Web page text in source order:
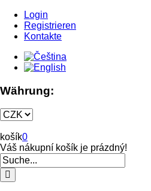
Login
Registrieren
Kontakte
Währung:
košík0
Váš nákupní košík je prázdný!